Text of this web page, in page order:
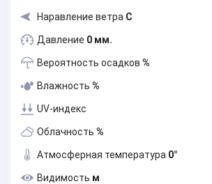
Наравление ветра С
Давление 0 мм.
Вероятность осадков %
Влажность %
UV-индекс
Облачность %
Атмосферная температура 0°
Видимость м